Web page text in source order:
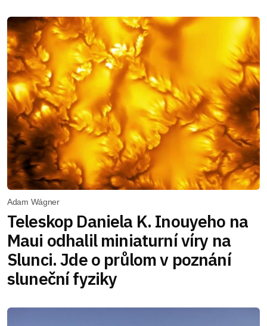
Adam Wágner
Teleskop Daniela K. Inouyeho na
Maui odhalil miniaturní víry na
Slunci. Jde o průlom v poznání
sluneční fyziky